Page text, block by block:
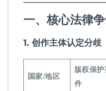
版
保
一、核心法律
​1. 创作主体认定分歧​
​国家/地区​
版权保护
件​